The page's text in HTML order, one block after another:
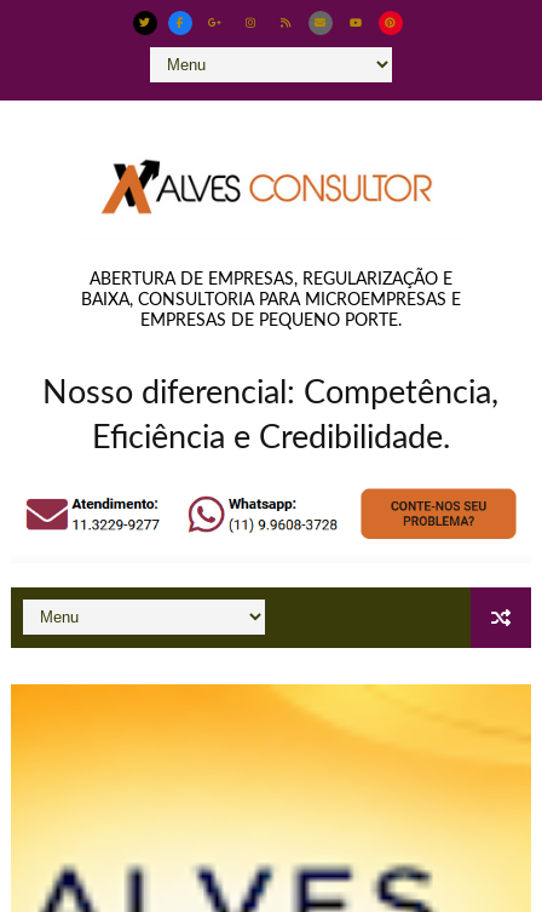
ABERTURA DE EMPRESAS, REGULARIZAÇÃO E
BAIXA, CONSULTORIA PARA MICROEMPRESAS E
EMPRESAS DE PEQUENO PORTE.
Nosso diferencial: Competência,
Eficiência e Credibilidade.